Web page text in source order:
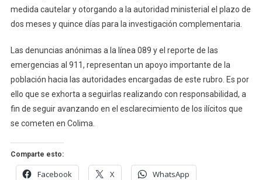
medida cautelar y otorgando a la autoridad ministerial el plazo de
dos meses y quince días para la investigación complementaria.
Las denuncias anónimas a la línea 089 y el reporte de las
emergencias al 911, representan un apoyo importante de la
población hacia las autoridades encargadas de este rubro. Es por
ello que se exhorta a seguirlas realizando con responsabilidad, a
fin de seguir avanzando en el esclarecimiento de los ilícitos que
se cometen en Colima.
Comparte esto:
Facebook X WhatsApp